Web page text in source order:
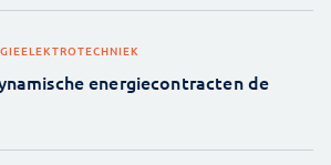
ELEKTROTECHNIEK
energiecontracten de